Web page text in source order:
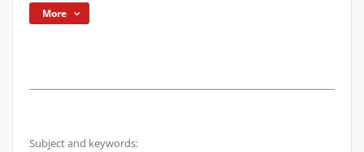
More
Subject and keywords: